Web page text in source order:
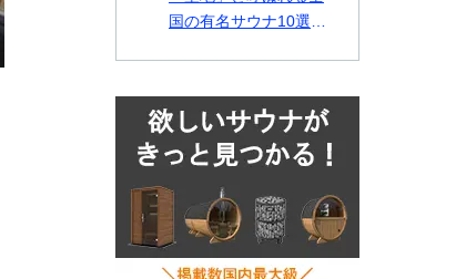
一宮TORAMIで海とサ
ウナを味わう
国の有名サウナ10選！
ナランキングも各年ま
とめ！